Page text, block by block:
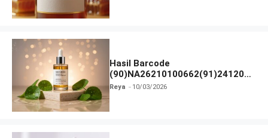
Hasil Barcode
(90)NA26210100662(91)241203
dan Izin BPOM
Reya 10/03/2026